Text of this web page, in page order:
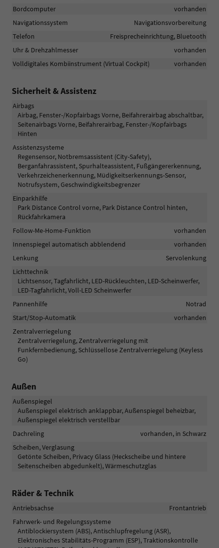
Bordcomputer
vorhanden
Navigationssystem
Navigationsvorbereitung
Telefon
Freisprecheinrichtung, Bluetooth
Uhr & Drehzahlmesser
vorhanden
Volldigitales Kombiinstrument (Virtual Cockpit)
vorhanden
Sicherheit & Assistenz
Airbags
Airbag, Fenster-/Kopfairbags Vorne, Beifahrerairbag abschaltbar,
Seitenairbags Vorne, Beifahrerairbag, Fenster-/Kopfairbags
Hinten
Assistenzsysteme
Regensensor, Notbremsassistent (City-Safety),
Berganfahrassistent, Spurhalteassistent, Fußgängererkennung,
Verkehrzeichenerkennung, Müdigkeitserkennungs-Sensor,
Notrufsystem, Geschwindigkeitsbegrenzer
Einparkhilfe
Park Distance Control vorne, Park Distance Control hinten,
Rückfahrkamera
Follow-Me-Home-Funktion
vorhanden
Innenspiegel automatisch abblendend
vorhanden
Lenkung
Servolenkung
Lichttechnik
Lichtsensor, Tagfahrlicht, LED-Rückleuchten, LED-Scheinwerfer,
LED-Tagfahrlicht, Voll-LED Scheinwerfer
Pannenhilfe
Notrad
Start/Stop-Automatik
vorhanden
Zentralverriegelung
Zentralverriegelung, Zentralverriegelung mit
Funkfernbedienung, Schlüssellose Zentralverriegelung (Keyless
Go)
Außen
Außenspiegel
Außenspiegel elektrisch anklappbar, Außenspiegel beheizbar,
Außenspiegel elektrisch verstellbar
Dachreling
vorhanden, in Schwarz
Scheiben, Verglasung
Getönte Scheiben, Privacy Glass (Heckscheibe und hintere
Seitenscheiben abgedunkelt), Wärmeschutzglas
Räder & Technik
Antriebsachse
Frontantrieb
Fahrwerk- und Regelungssysteme
Antiblockiersystem (ABS), Antischlupfregelung (ASR),
Elektronisches Stabilitäts-Programm (ESP), Traktionskontrolle